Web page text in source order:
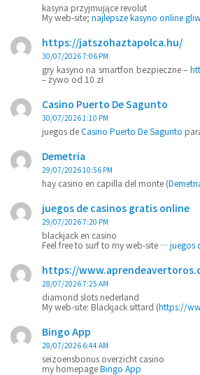
kasyna przyjmujące revolut
My web-site;najlepsze kasyno online
https://jatszohaztapolca.hu/
30/07/2026 7:06 PM
gry kasyno na smartfon bezpieczne –
– żywo od 10 zł
Casino Puerto De Sagunto
30/07/2026 1:10 PM
juegos deCasino Puerto De Sagunto
Demetria
29/07/2026 10:56 PM
hay casino en capilla del monte (
juegos de casinos gratis online
29/07/2026 7:20 PM
blackjack en casino
Feel free to surf to my web-site … juegos
https://
28/07/2026 7:25 AM
diamond slots nederland
My web-site: Blackjack sittard (https://
Bingo App
28/07/2026 6:44 AM
seizoensbonus overzicht casino
my homepageBingo App